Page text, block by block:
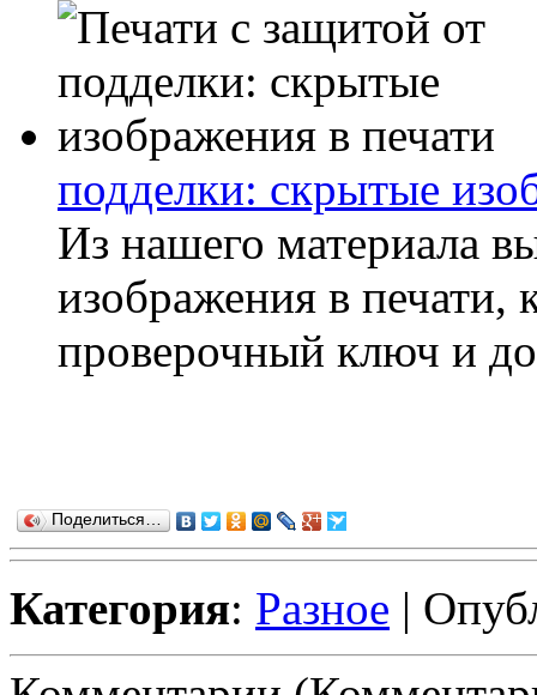
подделки: скрытые
Из нашего материала
изображения в печати,
проверочный ключ и
Поделиться…
Категория: Разное |